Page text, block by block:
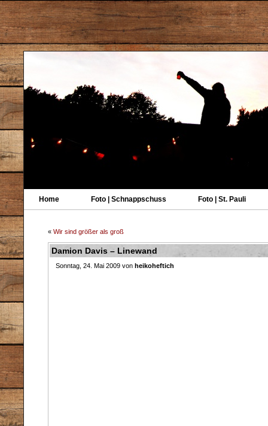
Home Foto | Schnappschuss Foto | St. Pauli
« Wir sind größer als groß
Damion Davis – Linewand
Sonntag, 24. Mai 2009 von heikoheftich